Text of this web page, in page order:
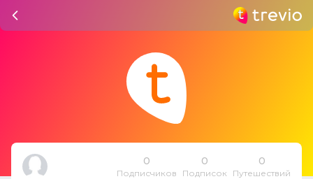
0
Подписчиков
0
Подписок
0
Путешествий